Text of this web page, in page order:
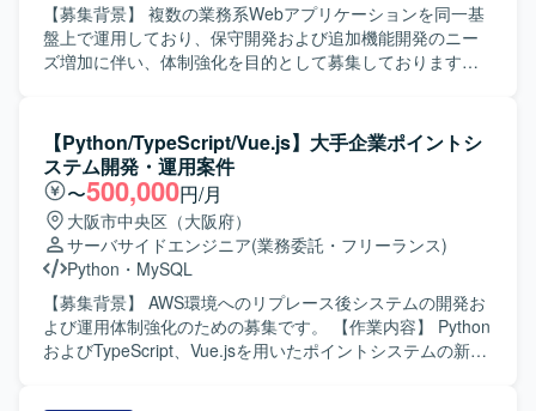
【募集背景】 複数の業務系Webアプリケーションを同一基
盤上で運用しており、保守開発および追加機能開発のニー
ズ増加に伴い、体制強化を目的として募集しております。
加機能開発をご担当いただきます。既存機能の改修、不具
合対応、認証まわりや画面機能追加、マスタ変更に伴うバ
ックエンド対応を行っていただきます。AWS環境上で稼働
するWebアプリのログ確認や原因調査、本番リリース前後
の改修・検証・リリース支援、設計書・テスト仕様書・リ
リース関連資料などのドキュメント更新もお任せいたしま
す。必要に応じてフロントエンド側の調査や軽微な修正支
援も行っていただきます。 【求める人物像】 既存システム
の構造を理解しながら、自ら調査し主体的に課題解決に取
り組んでいただける方を求めております。チームメンバー
【Python/TypeScript/Vue.js】大手企業ポイントシ
ステム開発・運用案件
〜500,000円/月
大阪市中央区（大阪府）
サーバサイドエンジニア(業務委託・フリーランス)
Python ・ MySQL
【募集背景】 AWS環境へのリプレース後システムの開発お
よび運用体制強化のための募集です。 【作業内容】 Python
およびTypeScript、Vue.jsを用いたポイントシステムの新規